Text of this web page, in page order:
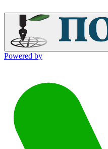
Powered by